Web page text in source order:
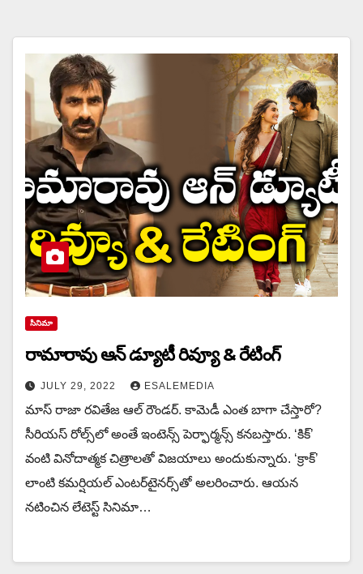
సినిమా
రామారావు ఆన్ డ్యూటీ రివ్యూ & రేటింగ్
JULY 29, 2022 ESALEMEDIA
మాస్ రాజా రవితేజ ఆల్ రౌండర్. కామెడీ ఎంత బాగా చేస్తారో?
సీరియస్ రోల్స్‌లో అంతే ఇంటెన్స్ పెర్ఫార్మన్స్ కనబస్తారు. ‘కిక్’
వంటి వినోదాత్మక చిత్రాలతో విజయాలు అందుకున్నారు. ‘క్రాక్’
లాంటి కమర్షియల్ ఎంట‌ర్‌టైన‌ర్స్‌తో అలరించారు. ఆయన
నటించిన లేటెస్ట్ సినిమా…